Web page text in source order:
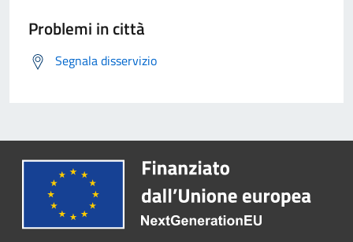
Problemi in città
Segnala disservizio